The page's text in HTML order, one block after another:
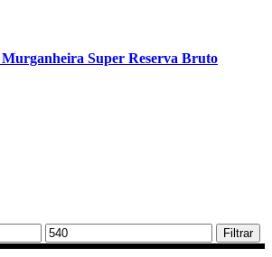
Super Reserva Bruto
Max
price
Filtrar